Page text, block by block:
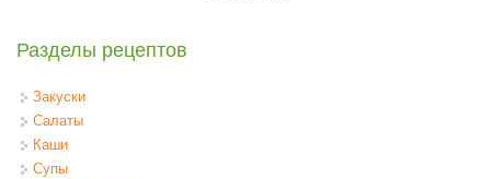
Разделы рецептов
Закуски
Салаты
Каши
Супы